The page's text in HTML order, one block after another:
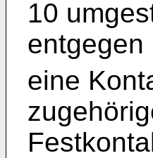
10
entgegen
eine